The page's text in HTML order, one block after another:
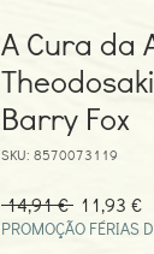
A Cura da
Barry Fox
SKU: 8570073119
14,91 € Preço
normal
11,93 €
PROMOÇÃO FÉRIAS